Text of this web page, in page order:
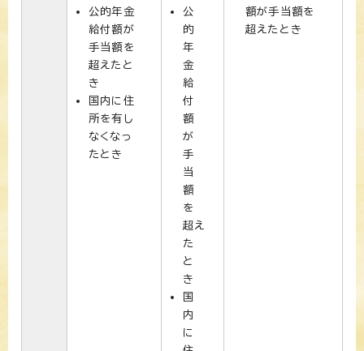
公的年金
給付額が
手当額を
超えたと
き
国内に住
所を有し
なくなっ
たとき
公
的
年
金
給
付
額
が
手
当
額
を
超え
た
と
き
国
内
に
額が手当額を
超えたとき